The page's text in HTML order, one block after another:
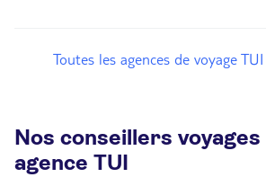
Toutes les agences de voyage
Nos conseillers
agence TUI